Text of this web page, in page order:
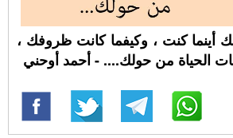
أينما كنت ، وكيفما كانت ظروفك ،
الحياة من حولك.... - أحمد أوحني